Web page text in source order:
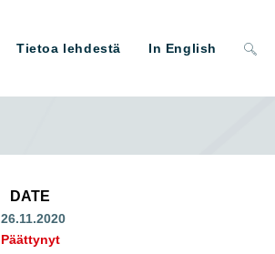
Tietoa lehdestä In English Toggle
DATE
26.11.2020
Päättynyt